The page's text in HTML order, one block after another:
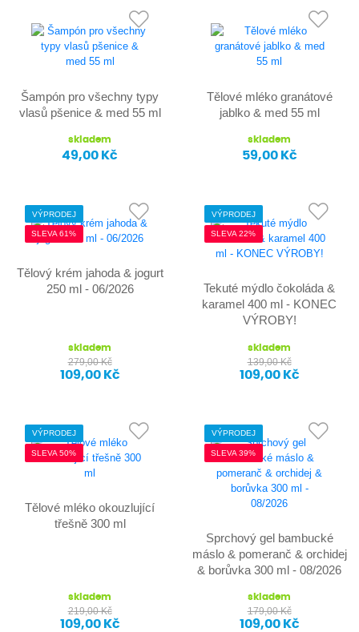
Šampón pro všechny typy
vlasů pšenice & med 55 ml
skladem
49,00 Kč
Tělové mléko granátové
jablko & med 55 ml
skladem
59,00 Kč
VÝPRODEJ
SLEVA 61%
Tělový krém jahoda & jogurt
250 ml - 06/2026
skladem
279,00 Kč
109,00 Kč
VÝPRODEJ
SLEVA 22%
Tekuté mýdlo čokoláda &
karamel 400 ml - KONEC
VÝROBY!
skladem
139,00 Kč
109,00 Kč
VÝPRODEJ
SLEVA 50%
Tělové mléko okouzlující
třešně 300 ml
skladem
219,00 Kč
109,00 Kč
VÝPRODEJ
SLEVA 39%
Sprchový gel bambucké
máslo & pomeranč & orchidej
& borůvka 300 ml - 08/2026
skladem
179,00 Kč
109,00 Kč